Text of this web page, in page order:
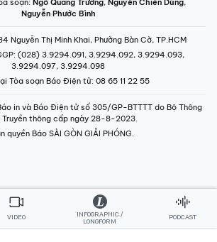
soạn: Ngô Quang Trưởng, Nguyễn Chiến Dũng,
Nguyễn Phước Bình
Nguyễn Thị Minh Khai, Phường Bàn Cờ, TP.HCM
: (028) 3.9294.091, 3.9294.092, 3.9294.093,
3.9294.097, 3.9294.098
Tòa soạn Báo Điện tử: 08 65 11 22 55
in và Báo Điện tử số 305/GP-BTTTT do Bộ Thông
Truyền thông cấp ngày 28-8-2023.
quyền Báo SÀI GÒN GIẢI PHÓNG.
VIDEO
INFOGRAPHIC /
LONGFORM
PODCAST